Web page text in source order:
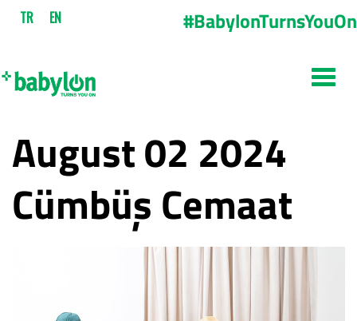
TR EN #BabylonTurnsYouOn
August 02 2024
Cümbüş Cemaat